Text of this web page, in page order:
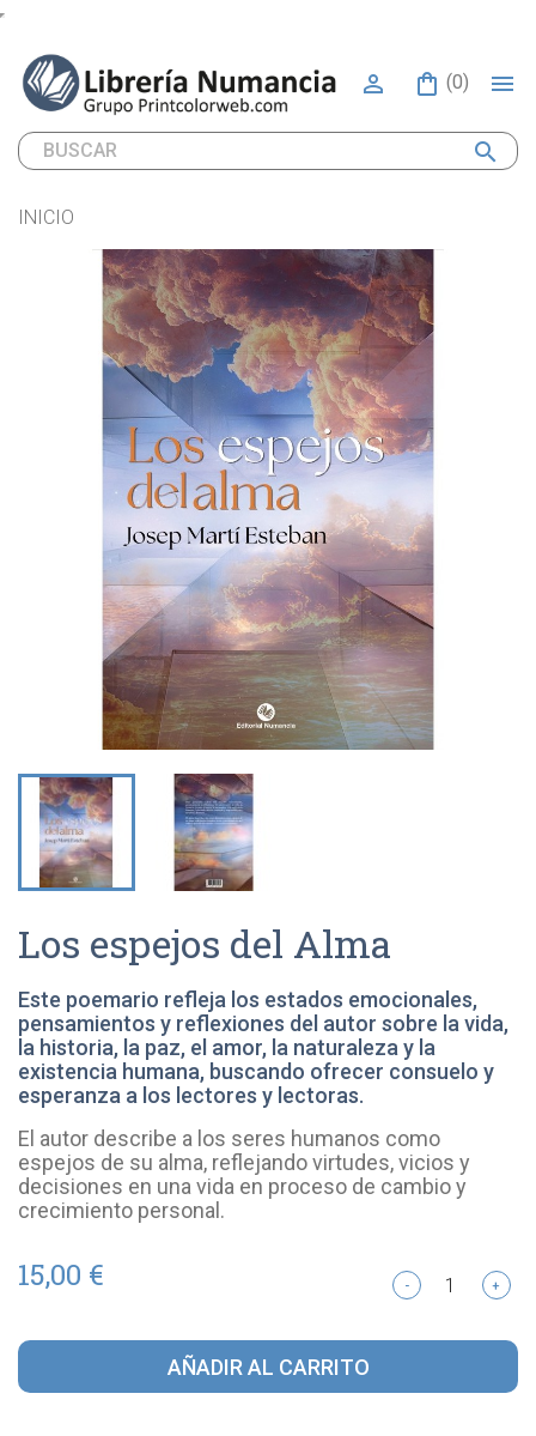
 (0) 
search
INICIO
Los espejos del Alma
Este poemario refleja los estados emocionales,
pensamientos y reflexiones del autor sobre la vida,
la historia, la paz, el amor, la naturaleza y la
existencia humana, buscando ofrecer consuelo y
esperanza a los lectores y lectoras.
El autor describe a los seres humanos como
espejos de su alma, reflejando virtudes, vicios y
decisiones en una vida en proceso de cambio y
crecimiento personal.
15,00 € - +
AÑADIR AL CARRITO